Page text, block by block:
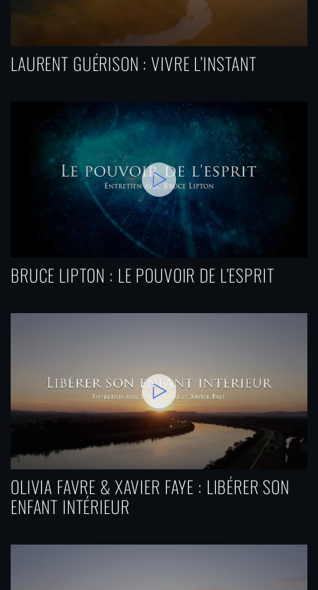
LAURENT GUÉRISON : VIVRE L’INSTANT
BRUCE LIPTON : LE POUVOIR DE L’ESPRIT
OLIVIA FAVRE & XAVIER FAYE : LIBÉRER SON
ENFANT INTÉRIEUR